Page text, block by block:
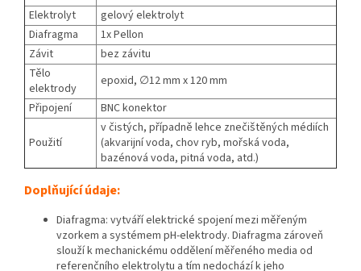
Elektrolyt
gelový elektrolyt
Diafragma
1x Pellon
Závit
bez závitu
Tělo
elektrody
epoxid, ∅12 mm x 120 mm
Připojení
BNC konektor
Použití
v čistých, případně lehce znečištěných médiích
(akvarijní voda, chov ryb, mořská voda,
bazénová voda, pitná voda, atd.)
Doplňující údaje:
Diafragma: vytváří elektrické spojení mezi měřeným
vzorkem a systémem pH-elektrody. Diafragma zároveň
slouží k mechanickému oddělení měřeného media od
referenčního elektrolytu a tím nedochází k jeho